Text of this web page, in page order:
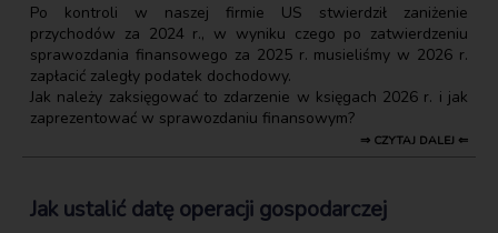
Po kontroli w naszej firmie US stwierdził zaniżenie
przychodów za 2024 r., w wyniku czego po zatwierdzeniu
sprawozdania finansowego za 2025 r. musieliśmy w 2026 r.
zapłacić zaległy podatek dochodowy.
Jak należy zaksięgować to zdarzenie w księgach 2026 r. i jak
zaprezentować w sprawozdaniu finansowym?
⇒ CZYTAJ DALEJ ⇐
Jak ustalić datę operacji gospodarczej